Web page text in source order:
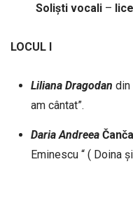
Soliști vocali –
LOCUL I
Liliana Dragodan din
am cântat”.
Daria Andreea
Eminescu “ ( Doina